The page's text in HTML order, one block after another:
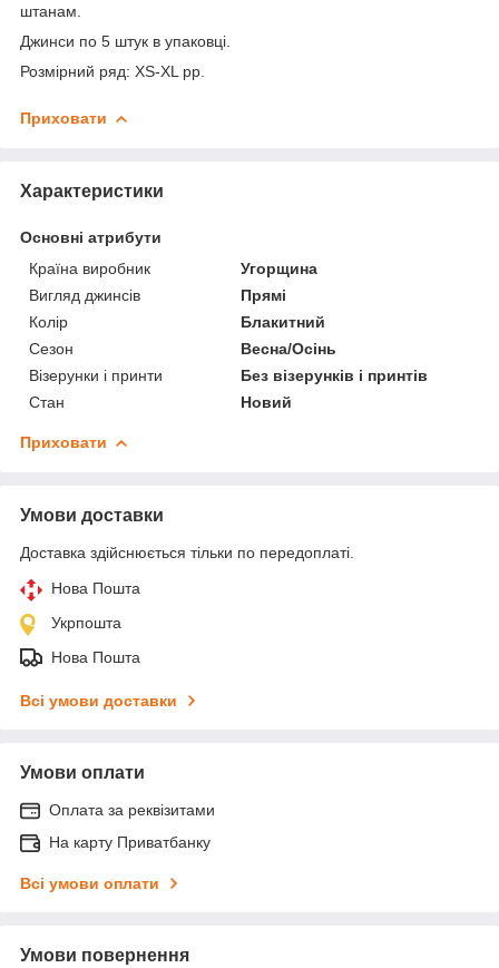
штанам.
Джинси по 5 штук в упаковці.
Розмірний ряд: XS-XL pp.
Приховати
Характеристики
Основні атрибути
Країна виробник
Угорщина
Вигляд джинсів
Прямі
Колір
Блакитний
Сезон
Весна/Осінь
Візерунки і принти
Без візерунків і принтів
Стан
Новий
Приховати
Умови доставки
Доставка здійснюється тільки по передоплаті.
Нова Пошта
Укрпошта
Нова Пошта
Всі умови доставки
Умови оплати
Оплата за реквізитами
На карту Приватбанку
Всі умови оплати
Умови повернення